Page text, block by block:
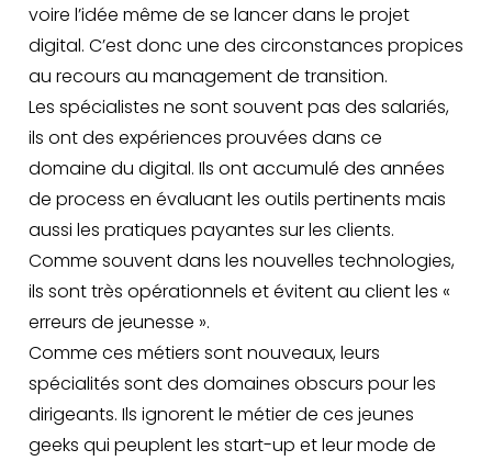
voire l’idée même de se lancer dans le projet
digital. C’est donc une des circonstances propices
au recours au management de transition.
Les spécialistes ne sont souvent pas des salariés,
ils ont des expériences prouvées dans ce
domaine du digital. Ils ont accumulé des années
de process en évaluant les outils pertinents mais
aussi les pratiques payantes sur les clients.
Comme souvent dans les nouvelles technologies,
ils sont très opérationnels et évitent au client les «
erreurs de jeunesse ».
Comme ces métiers sont nouveaux, leurs
spécialités sont des domaines obscurs pour les
dirigeants. Ils ignorent le métier de ces jeunes
geeks qui peuplent les start-up et leur mode de